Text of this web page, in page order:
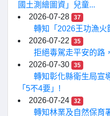
國土測繪圖資」兒童...
2026-07-28
37
轉知「2026王功漁火
2026-07-22
35
拒絕毒駕走平安的路
2026-07-30
35
轉知彰化縣衛生局宣
「5不4要」!
2026-07-24
32
轉知林業及自然保育